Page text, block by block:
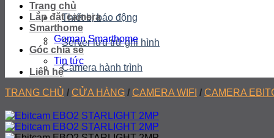
Thiết bị báo động
Server lưu trữ ghi hình
Camera hành trình
Trang chủ
Lắp đặt camera
Smarthome
Goman Smarthome
Góc chia sẻ
Tin tức
Liên hệ
TRANG CHỦ / CỬA HÀNG / CAMERA WIFI / CAMERA